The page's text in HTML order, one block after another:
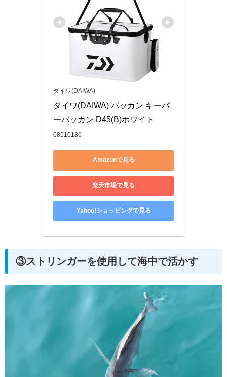
ダイワ(DAIWA)
ダイワ(DAIWA) バッカン キーパ
ーバッカン D45(B)ホワイト
08510186
Amazonで見る
楽天市場で見る
Yahoo!ショッピングで見る
③ストリンガーを使用して海中で活かす